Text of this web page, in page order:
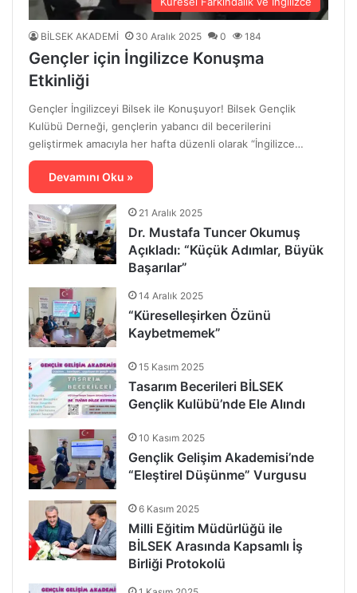
BİLSEK AKADEMİ 30 Aralık 2025 0 184
Gençler için İngilizce Konuşma
Etkinliği
Gençler İngilizceyi Bilsek ile Konuşuyor! Bilsek Gençlik
Kulübü Derneği, gençlerin yabancı dil becerilerini
geliştirmek amacıyla her hafta düzenli olarak “İngilizce…
Devamını Oku »
21 Aralık 2025
Dr. Mustafa Tuncer Okumuş
Açıkladı: “Küçük Adımlar, Büyük
Başarılar”
14 Aralık 2025
“Küreselleşirken Özünü
Kaybetmemek”
15 Kasım 2025
Tasarım Becerileri BİLSEK
Gençlik Kulübü’nde Ele Alındı
10 Kasım 2025
Gençlik Gelişim Akademisi’nde
“Eleştirel Düşünme” Vurgusu
6 Kasım 2025
Milli Eğitim Müdürlüğü ile
BİLSEK Arasında Kapsamlı İş
Birliği Protokolü